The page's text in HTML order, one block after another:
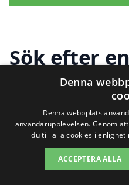
Sök efter
städer nära
Denna
Denna webbplats
användarupplevelsen. Genom
du till alla cookies i enlighet
ACCEPTERA ALLA